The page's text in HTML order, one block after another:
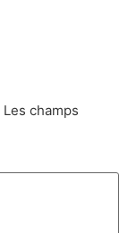
Les champs